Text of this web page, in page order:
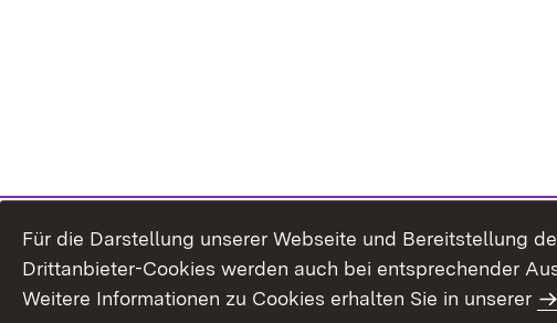
Für die Darstellung unserer Webseite und Bereitstellung
Drittanbieter-Cookies werden auch bei entsprechender
Weitere Informationen zu Cookies erhalten Sie in unserer